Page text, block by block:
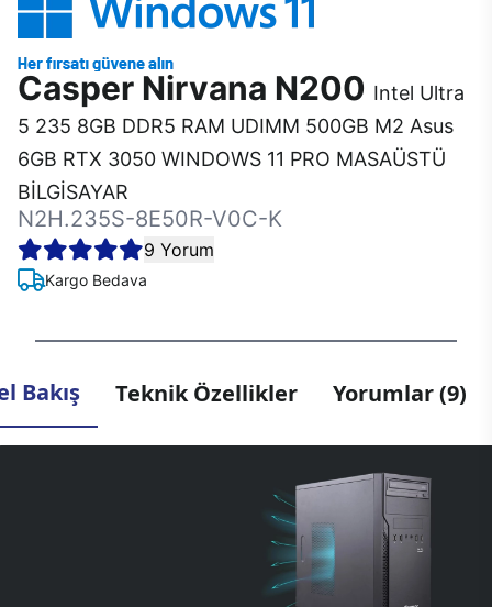
Casper Nirvana N200 Intel Ultra
5 235 8GB DDR5 RAM UDIMM 500GB M2 Asus
6GB RTX 3050 WINDOWS 11 PRO MASAÜSTÜ
BİLGİSAYAR
N2H.235S-8E50R-V0C-K
9 Yorum
Kargo Bedava
Bakış Teknik Özellikler Yorumlar (9)